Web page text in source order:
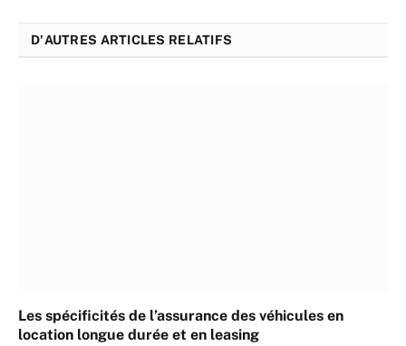
D'AUTRES ARTICLES RELATIFS
Les spécificités de l’assurance des véhicules en
location longue durée et en leasing